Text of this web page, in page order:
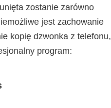
zostanie zarówno
jest zachowanie
kopię dzwonka z telefonu,
program: